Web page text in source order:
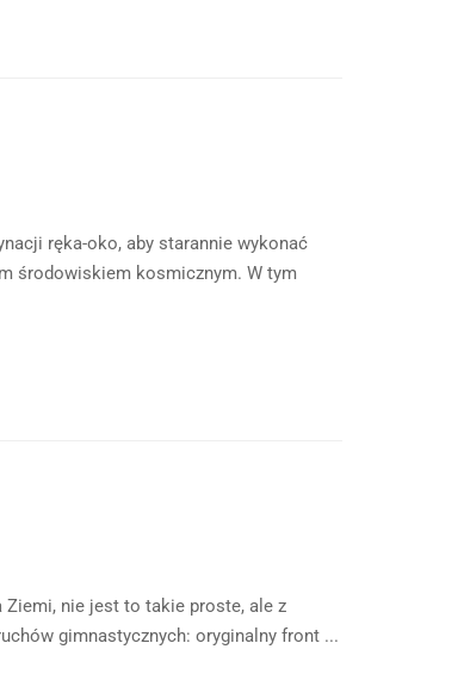
ręka-oko, aby starannie wykonać
środowiskiem kosmicznym. W tym
nie jest to takie proste, ale z
gimnastycznych: oryginalny front ...